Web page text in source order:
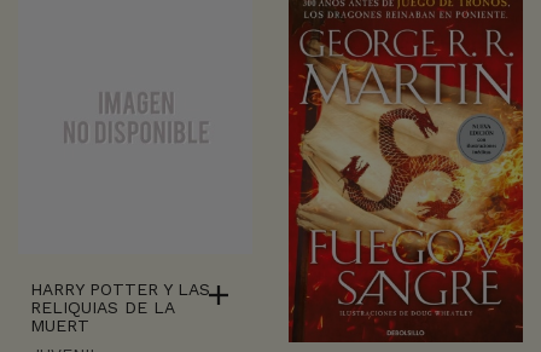
HARRY POTTER Y LAS
RELIQUIAS DE LA
MUERT